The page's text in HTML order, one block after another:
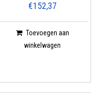
€152,37
Toevoegen aan
winkelwagen